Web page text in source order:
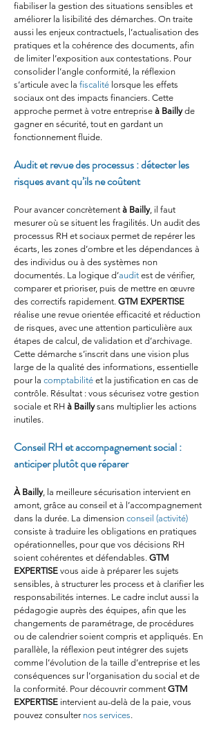
fiabiliser la gestion des situations sensibles et
améliorer la lisibilité des démarches. On traite
aussi les enjeux contractuels, l’actualisation des
pratiques et la cohérence des documents, afin
de limiter l’exposition aux contestations. Pour
consolider l’angle conformité, la réflexion
s’articule avec la fiscalité lorsque les effets
sociaux ont des impacts financiers. Cette
approche permet à votre entreprise à Bailly de
gagner en sécurité, tout en gardant un
fonctionnement fluide.
Audit et revue des processus : détecter les
risques avant qu’ils ne coûtent
Pour avancer concrètement à Bailly, il faut
mesurer où se situent les fragilités. Un audit des
processus RH et sociaux permet de repérer les
écarts, les zones d’ombre et les dépendances à
des individus ou à des systèmes non
documentés. La logique d’audit est de vérifier,
comparer et prioriser, puis de mettre en œuvre
des correctifs rapidement. GTM EXPERTISE
réalise une revue orientée efficacité et réduction
de risques, avec une attention particulière aux
étapes de calcul, de validation et d’archivage.
Cette démarche s’inscrit dans une vision plus
large de la qualité des informations, essentielle
pour la comptabilité et la justification en cas de
contrôle. Résultat : vous sécurisez votre gestion
sociale et RH à Bailly sans multiplier les actions
inutiles.
Conseil RH et accompagnement social :
anticiper plutôt que réparer
À Bailly, la meilleure sécurisation intervient en
amont, grâce au conseil et à l’accompagnement
dans la durée. La dimension conseil (activité)
consiste à traduire les obligations en pratiques
opérationnelles, pour que vos décisions RH
soient cohérentes et défendables. GTM
EXPERTISE vous aide à préparer les sujets
sensibles, à structurer les process et à clarifier les
responsabilités internes. Le cadre inclut aussi la
pédagogie auprès des équipes, afin que les
changements de paramétrage, de procédures
ou de calendrier soient compris et appliqués. En
parallèle, la réflexion peut intégrer des sujets
comme l’évolution de la taille d’entreprise et les
conséquences sur l’organisation du social et de
la conformité. Pour découvrir comment GTM
EXPERTISE intervient au-delà de la paie, vous
pouvez consulter nos services.